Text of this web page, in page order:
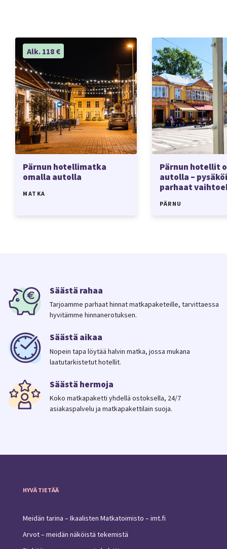
Alk. 118 €
Pärnun hotellimatka
omalla autolla
MATKA
Pärnun hotellit
autolla –
parhaat
PÄRNU
Säästä rahaa
Tarjoamme parhaat hinnat matkapaketeille, tarvittaessa
hyvitämme hinnanerotuksen.
Säästä aikaa
Nopein tapa löytää halvin matka, jossa mukana
laatutarkistetut hotellit.
Säästä hermoja
Koko matkapaketti yhdellä ostoksella, 24/7
asiakaspalvelu ja matkapakettilain suoja.
HYVÄ TIETÄÄ
Meidän tarina – Ikaalisten Matkatoimisto – imt.fi
Arvot – meidän näköistä tekemistä